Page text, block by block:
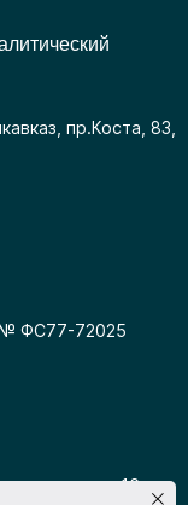
№ ФС77-72025
лиц старше 16
пр.Коста, 83,